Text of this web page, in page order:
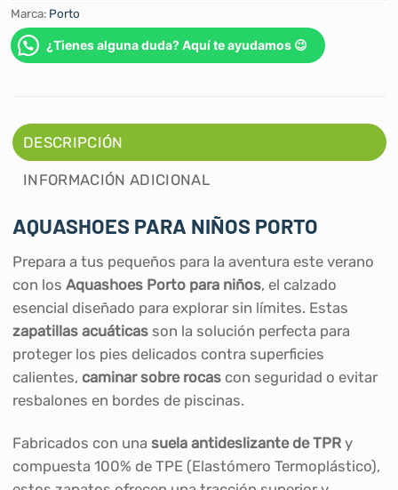
Marca: Porto
¿Tienes alguna duda? Aquí te ayudamos 😉
DESCRIPCIÓN
INFORMACIÓN ADICIONAL
AQUASHOES PARA NIÑOS PORTO
Prepara a tus pequeños para la aventura este verano
con los Aquashoes Porto para niños, el calzado
esencial diseñado para explorar sin límites. Estas
zapatillas acuáticasson la solución perfecta para
proteger los pies delicados contra superficies
calientes, caminar sobre rocascon seguridad o evitar
resbalones en bordes de piscinas.
Fabricados con una suela antideslizante de TPRy
compuesta 100% de TPE (Elastómero Termoplástico),